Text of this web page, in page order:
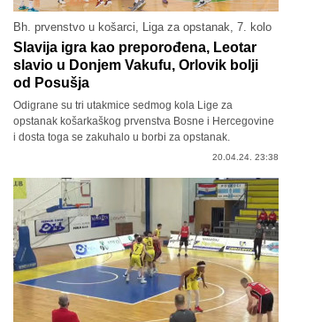
Bh. prvenstvo u košarci, Liga za opstanak, 7. kolo
Slavija igra kao preporođena, Leotar
slavio u Donjem Vakufu, Orlovik bolji
od Posušja
Odigrane su tri utakmice sedmog kola Lige za
opstanak košarkaškog prvenstva Bosne i Hercegovine
i dosta toga se zakuhalo u borbi za opstanak.
20.04.24. 23:38